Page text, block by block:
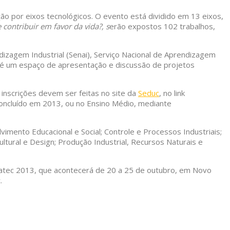
por eixos tecnológicos. O evento está dividido em 13 eixos,
contribuir em favor da vida?, serão expostos 102 trabalhos,
Industrial (Senai), Serviço Nacional de Aprendizagem
um espaço de apresentação e discussão de projetos
devem ser feitas no site da Seduc, no link
em 2013, ou no Ensino Médio, mediante
Educacional e Social; Controle e Processos Industriais;
e Design; Produção Industrial, Recursos Naturais e
2013, que acontecerá de 20 a 25 de outubro, em Novo